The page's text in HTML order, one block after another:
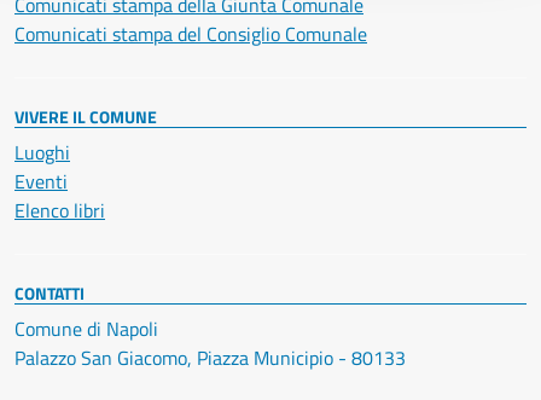
Comunicati stampa del Consiglio Comunale
VIVERE IL COMUNE
Luoghi
Eventi
Elenco libri
CONTATTI
Comune di Napoli
Palazzo San Giacomo, Piazza Municipio - 80133